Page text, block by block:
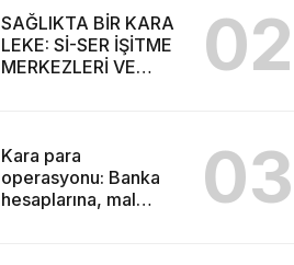
VURGUNU!
SAĞLIKTA BİR KARA
LEKE: Sİ-SER İŞİTME
MERKEZLERİ VE
02
Kara para
operasyonu: Banka
hesaplarına, mal
03